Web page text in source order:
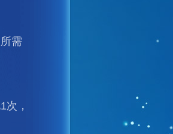
需
，